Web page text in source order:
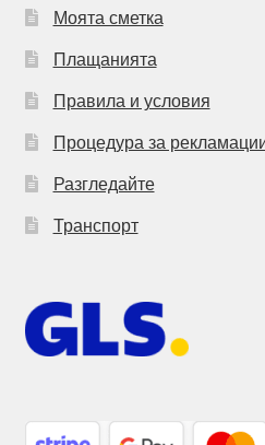
Моята сметка
Плащанията
Правила и условия
Процедура за
Разгледайте
Транспорт